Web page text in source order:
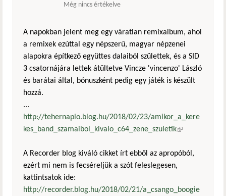
Még nincs értékelve
A napokban jelent meg egy váratlan remixalbum, ahol
a remixek ezúttal egy népszerű, magyar népzenei
alapokra építkező együttes dalaiból születtek, és a SID
3 csatornájára lettek átültetve Vincze 'vincenzo' László
és barátai által, bónuszként pedig egy játék is készült
hozzá.
...
http://tehernaplo.blog.hu/2018/02/23/amikor_a_kere
kes_band_szamaibol_kivalo_c64_zene_szuletik(külső
A Recorder blog kiváló cikket írt ebből az apropóból,
ezért mi nem is fecséreljük a szót feleslegesen,
kattintsatok ide:
http://recorder.blog.hu/2018/02/21/a_csango_boogie